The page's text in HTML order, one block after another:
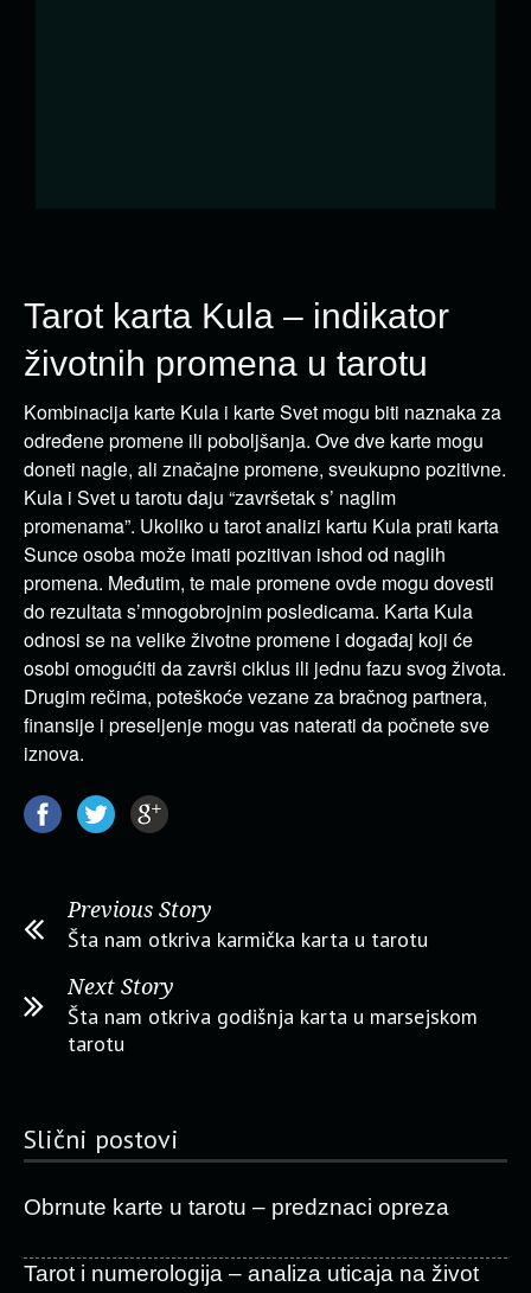
Tarot karta Kula – indikator
životnih promena u tarotu
Kombinacija karte Kula i karte Svet mogu biti naznaka za
određene promene ili poboljšanja. Ove dve karte mogu
doneti nagle, ali značajne promene, sveukupno pozitivne.
Kula i Svet u tarotu daju “završetak s’ naglim
promenama”. Ukoliko u tarot analizi kartu Kula prati karta
Sunce osoba može imati pozitivan ishod od naglih
promena. Međutim, te male promene ovde mogu dovesti
do rezultata s’mnogobrojnim posledicama. Karta Kula
odnosi se na velike životne promene i događaj koji će
osobi omogućiti da završi ciklus ili jednu fazu svog života.
Drugim rečima, poteškoće vezane za bračnog partnera,
finansije i preseljenje mogu vas naterati da počnete sve
iznova.
Previous Story
Šta nam otkriva karmička karta u tarotu
Next Story
Šta nam otkriva godišnja karta u marsejskom
tarotu
Slični postovi
Obrnute karte u tarotu – predznaci opreza
Tarot i numerologija – analiza uticaja na život